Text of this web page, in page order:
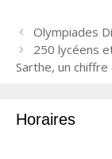
N
a
v
a
Olympiades
250 lycéens
Sarthe, un chiffre
Horaires